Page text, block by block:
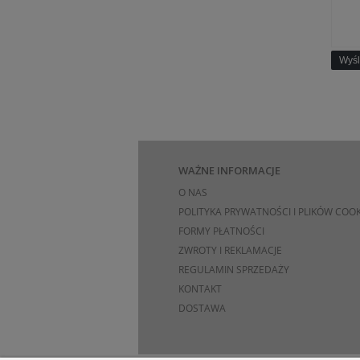
WAŻNE INFORMACJE
O NAS
POLITYKA PRYWATNOŚCI I PLIKÓW
FORMY PŁATNOŚCI
ZWROTY I REKLAMACJE
REGULAMIN SPRZEDAŻY
KONTAKT
DOSTAWA